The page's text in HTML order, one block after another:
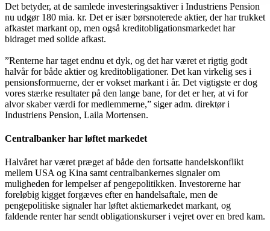
Det betyder, at de samlede investeringsaktiver i Industriens Pension
nu udgør 180 mia. kr. Det er især børsnoterede aktier, der har trukket
afkastet markant op, men også kreditobligationsmarkedet har
bidraget med solide afkast.
”Renterne har taget endnu et dyk, og det har været et rigtig godt
halvår for både aktier og kreditobligationer. Det kan virkelig ses i
pensionsformuerne, der er vokset markant i år. Det vigtigste er dog
vores stærke resultater på den lange bane, for det er her, at vi for
alvor skaber værdi for medlemmerne,” siger adm. direktør i
Industriens Pension, Laila Mortensen.
Centralbanker har løftet markedet
Halvåret har været præget af både den fortsatte handelskonflikt
mellem USA og Kina samt centralbankernes signaler om
muligheden for lempelser af pengepolitikken. Investorerne har
foreløbig kigget forgæves efter en handelsaftale, men de
pengepolitiske signaler har løftet aktiemarkedet markant, og
faldende renter har sendt obligationskurser i vejret over en bred kam.